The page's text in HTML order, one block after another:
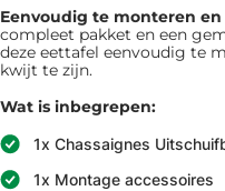
Eenvoudig te monteren
compleet pakket en een
deze eettafel eenvoudig te
kwijt te zijn.
Wat is inbegrepen:
1x Chassaignes
1x Montage accessoires